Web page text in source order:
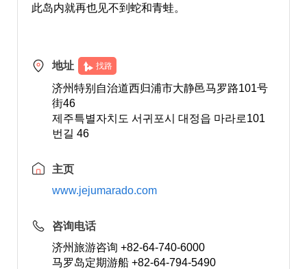
此岛内就再也见不到蛇和青蛙。
地址 找路
济州特别自治道西归浦市大静邑马罗路101号
街46
제주특별자치도 서귀포시 대정읍 마라로101
번길 46
主页
www.jejumarado.com
咨询电话
济州旅游咨询 +82-64-740-6000
马罗岛定期游船 +82-64-794-5490